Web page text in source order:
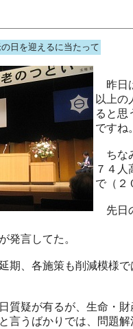
日を迎えるに当たって
昨日
以上の
ると思
ですね
ちな
７４人
で（２
先日
発言してた。
期、各施策も削減模様
質疑が有るが、生命・
言うばかりでは、問題